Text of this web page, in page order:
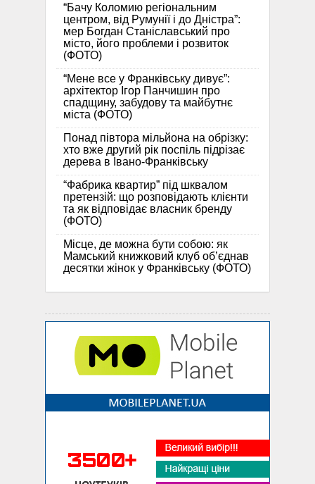
“Бачу Коломию регіональним
центром, від Румунії і до Дністра”:
мер Богдан Станіславський про
місто, його проблеми і розвиток
(ФОТО)
“Мене все у Франківську дивує”:
архітектор Ігор Панчишин про
спадщину, забудову та майбутнє
міста (ФОТО)
Понад півтора мільйона на обрізку:
хто вже другий рік поспіль підрізає
дерева в Івано-Франківську
“Фабрика квартир” під шквалом
претензій: що розповідають клієнти
та як відповідає власник бренду
(ФОТО)
Місце, де можна бути собою: як
Мамський книжковий клуб об’єднав
десятки жінок у Франківську (ФОТО)